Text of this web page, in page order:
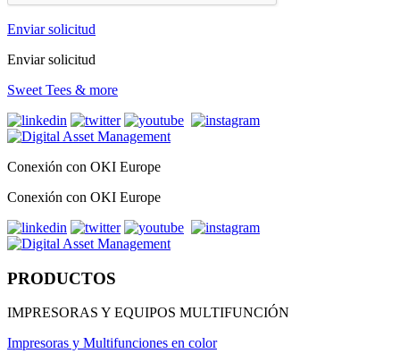
Enviar solicitud
Enviar solicitud
Sweet Tees & more
Conexión con OKI Europe
Conexión con OKI Europe
PRODUCTOS
IMPRESORAS Y EQUIPOS MULTIFUNCIÓN
Impresoras y Multifunciones en color